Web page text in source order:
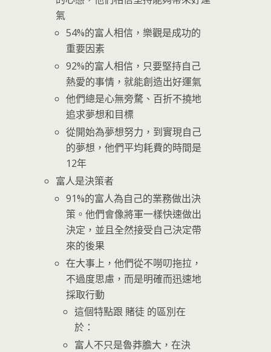
氣
54%的富人相信，樂觀是成功的
重要因素
92%的富人相信，只要堅持自己
熱愛的事情，就能創造出好運氣
他們總是心無旁騖、百折不撓地
追求夢想和目標
從開始為夢想努力，到實現自己
的夢想，他們平均耗費的時間是
12年
富人是決策者
91%的富人為自己的業務做出決
策。他們會像將軍一樣快速做出
決定，並且全然接受自己決定帶
來的後果
在大事上，他們從不嘮叨拖拉，
不過度思慮，而是明確而迅速地
採取行動
這個特點跟 賭徒 的區別在
於：
富人不只是魯莽膽大，在決